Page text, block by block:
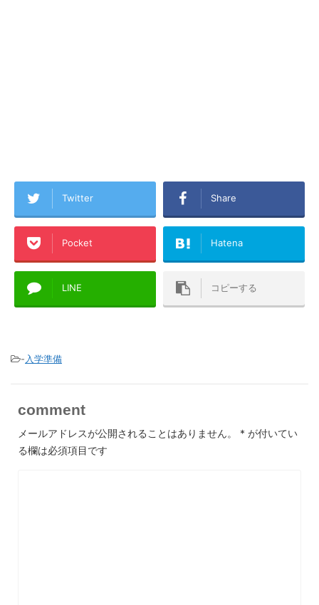
Twitter Share
Pocket Hatena
LINE コピーする
- 入学準備
comment
メールアドレスが公開されることはありません。 * が付いてい
る欄は必須項目です